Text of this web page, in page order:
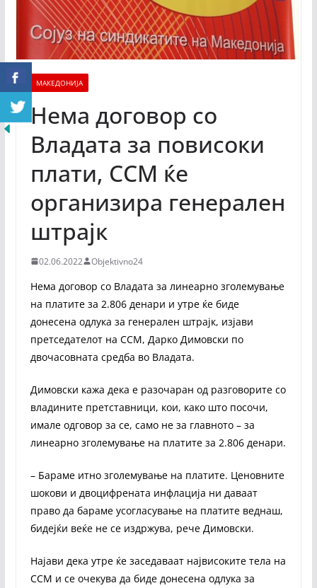
МАКЕДОНИЈА
Нема договор со
Владата за повисоки
плати, ССМ ќе
организира генерален
штрајк
02.06.2022 Objektivno24
Нема договор со Владата за линеарно зголемување
на платите за 2.806 денари и утре ќе биде
донесена одлука за генерален штрајк, изјави
претседателот на ССМ, Дарко Димовски по
двочасовната средба во Владата.
Димовски кажа дека е разочаран од разговорите со
владините претставници, кои, како што посочи,
имале одговор за се, само не за главното – за
линеарно зголемување на платите за 2.806 денари.
– Бараме итно зголемување на платите. Ценовните
шокови и двоцифрената инфлација ни даваат
право да бараме усогласување на платите веднаш,
бидејќи веќе не се издржува, рече Димовски.
Најави дека утре ќе заседаваат највисоките тела на
ССМ и се очекува да биде донесена одлука за